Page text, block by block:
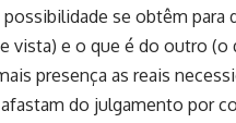
se obtêm para
vista) e o que é do outro (o
presença as reais
do julgamento por